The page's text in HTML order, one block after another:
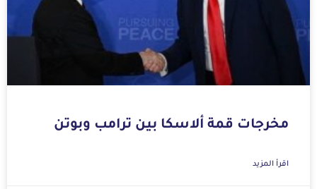
مخرجات قمة ألاسكا بين ترامب وبوتن
اقرأ المزيد